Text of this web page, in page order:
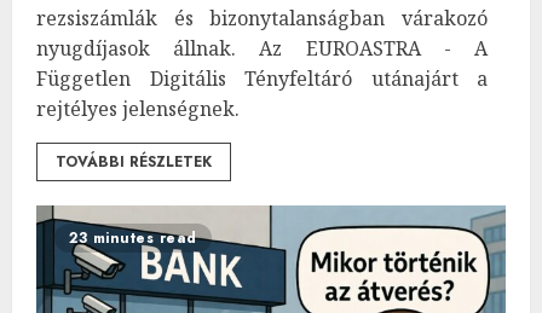
rezsiszámlák és bizonytalanságban várakozó
nyugdíjasok állnak. Az EUROASTRA - A
Független Digitális Tényfeltáró utánajárt a
rejtélyes jelenségnek.
TOVÁBBI RÉSZLETEK
23 minutes read